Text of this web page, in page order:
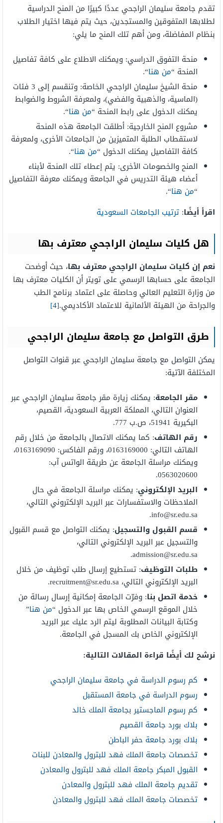
تقدم جامعة سليمان الراجحي عددًا كبيرًا من المنح الدراسية
لطلابها المتفوقين والمستجدين، حيث يتم فيها اختيار الطلاب
بنظام المفاضلة، ومن أهم تلك المنح ما يلي:
منحة التفوق الدراسي: ويمكنك الاطلاع على كافة تفاصيل
المنحة “من هنا“.
منحة الشيخ سليمان الراجحي الخاصة: وتنقسم إلى 3 فئات
(الماسية، والذهبية والفضي)، ولمعرفة الشروط والضوابط
يمكنك الدخول على رابط المنحة “من هنا“.
مشروع المنح الخارجية: أطلقت الجامعة هذه المنحة
لاستقطاب الطلبة المتميزين من الجامعات الأخرى، ولمعرفة
كافة التفاصيل يمكنك الدخول “من هنا“.
المنح والخصومات الأخرى: يتم إعطاء تلك المنحة لأبناء
أعضاء هيئة التدريس في الجامعة ويمكنك معرفة التفاصيل
“من هنا“.
اقرأ أيضًا: ترتيب الجامعات السعودية
هل كليات سليمان الراجحي معترف بها
نعم إن كليات سليمان الراجحي معترف بها، حيث أوضحت
الجامعة على حسابها الرسمي على تويتر أن الكليات معترف بها
من وزارة التعليم العالي وحاصلة على اعتماد برنامج الطب
والجراحة من الهيئة الألمانية للاعتماد الأكاديمي.[4]
طرق التواصل مع جامعة سليمان الراجحي
يمكن التواصل مع جامعة سليمان الراجحي عبر قنوات التواصل
المختلفة الآتية:
مقر الجامعة: يمكنك زيارة مقر جامعة سليمان الراجحي عبر
العنوان التالي، المملكة العربية السعودية، القصيم،
البكيرية 51941، ص.ب 777.
رقم الهاتف: كما يمكنك الاتصال بالجامعة من خلال رقم
الهاتف التالي: 0163169000، ورقم الفاكس: 0163169090،
ويمكنك مراسلة الجامعة عن طريقة الواتس آب:
0563020600.
البريد الإلكتروني: يمكنك مراسلة الجامعة في حال
الملاحظات والاستفسارات عبر البريد الإلكتروني التالي،
info@sr.edu.sa
.
قسم القبول والتسجيل: يمكنك التواصل مع قسم القبول
والتسجيل عبر البريد الإلكتروني التالي،
admission@sr.edu.sa
.
طلبات التوظيف: تستطيع إرسال طلب توظيف من خلال
البريد الإلكتروني التالي، recruitment@sr.edu.sa
.
خدمة اتصل بنا: وفرّت الجامعة إمكانية إرسال رسالة من
خلال الموقع الرسمي الخاص بها عبر الدخول “من هنا”
وكتابة البيانات المطلوبة ليتم الرد عليك عبر البريد
الإلكتروني الخاص بك المسجل في الجامعة.
نرشح لك أيضًا قراءة المقالات التالية:
كم رسوم الدراسة في جامعة سليمان الراجحي
رسوم الدراسة في جامعة المستقبل
كم رسوم الماجستير بجامعة الملك خالد
بلاك بورد جامعة القصيم
بلاك بورد جامعة حفر الباطن
تخصصات جامعة الملك فهد للبترول والمعادن للبنات
القبول المبكر جامعة الملك فهد للبترول والمعادن
تقديم جامعة الملك فهد للبترول والمعادن
تخصصات جامعة الملك فهد للبترول والمعادن